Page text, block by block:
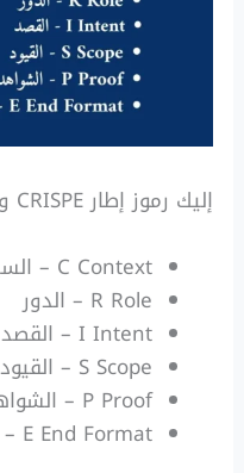
إليك رموز إطار CRISPE ومعانيها باختصار:
C Context – السياق
R Role – الدور
I Intent – القصد
S Scope – القيود
P Proof – الشواهد
E End Format – الإخراج